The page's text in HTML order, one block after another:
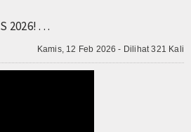
. . .
Kamis, 12 Feb 2026 - Dilihat 321 Kali